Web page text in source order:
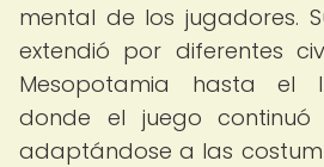
mental de los jugadores.
extendió por diferentes
Mesopotamia hasta el
donde el juego continuó
adaptándose a las